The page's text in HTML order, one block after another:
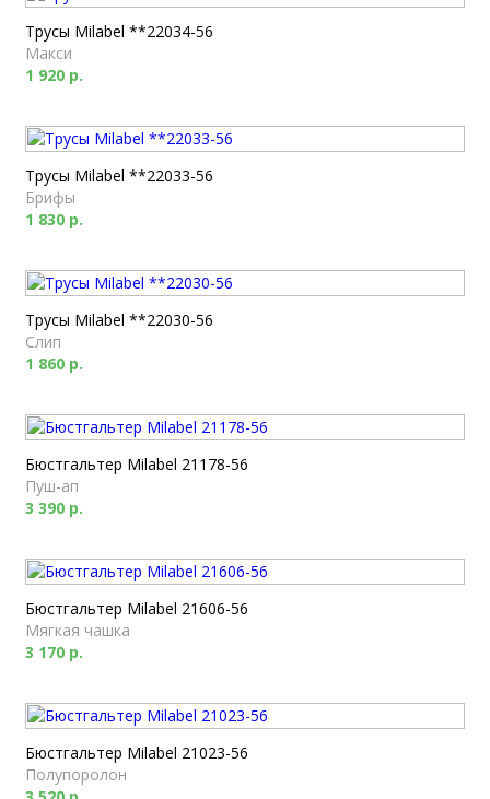
Трусы Milabel **22034-56
Макси
1 920 р.
Трусы Milabel **22033-56
Брифы
1 830 р.
Трусы Milabel **22030-56
Слип
1 860 р.
Бюстгальтер Milabel 21178-56
Пуш-ап
3 390 р.
Бюстгальтер Milabel 21606-56
Мягкая чашка
3 170 р.
Бюстгальтер Milabel 21023-56
Полупоролон